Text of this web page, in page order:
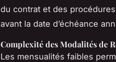
du contrat et des
avant la date d’échéance
Complexité des Modalités de
Les mensualités faibles